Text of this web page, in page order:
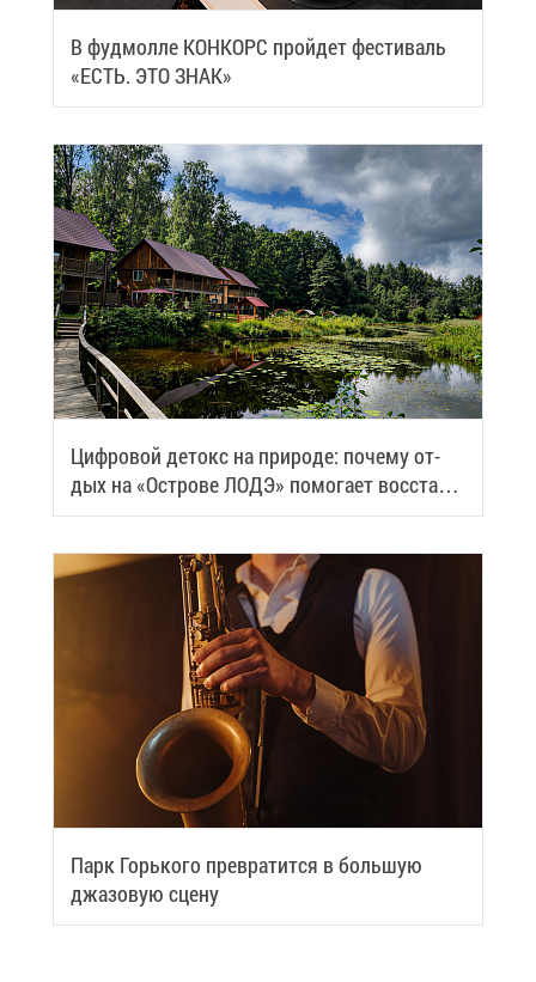
В фуд­мол­ле КОН­КОРС прой­дет фе­сти­валь
«ЕСТЬ. ЭТО ЗНАК»
Циф­ро­вой де­токс на при­ро­де: по­че­му от­
дых на «Ост­ро­ве ЛОДЭ» по­мо­га­ет вос­ста­но­
вить си­лы
Парк Горь­ко­го пре­вра­тит­ся в боль­шую
джа­зо­вую сце­ну